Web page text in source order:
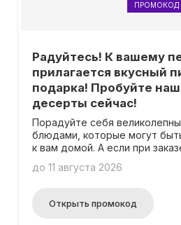
ПРОМОКОД
Радуйтесь! К вашему
прилагается вкусный
подарка! Пробуйте
десерты сейчас!
Порадуйте себя
блюдами, которые могут
к вам домой. А если при
вам будет предложен
подарка!
до 11 августа 2026
Открыть промокод